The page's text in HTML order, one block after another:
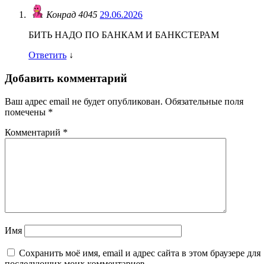
Конрад 4045 29.06.2026
БИТЬ НАДО ПО БАНКАМ И БАНКСТЕРАМ
Ответить ↓
Добавить комментарий
Ваш адрес email не будет опубликован. Обязательные поля
помечены *
Комментарий *
Имя
Сохранить моё имя, email и адрес сайта в этом браузере для